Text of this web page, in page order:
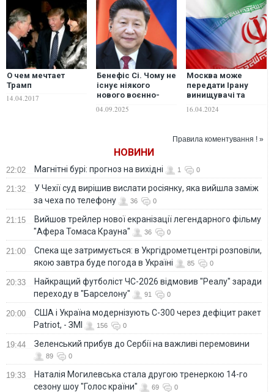
О чем мечтает
Трамп
14.04.2017
Бенефіс Сі. Чому не
існує ніякого
нового воєнно-
Китай-Росія, –
04.09.2025
Москва може
передати Ірану
винищувачі та
Washington Post
16.04.2024
Правила коментування ! »
НОВИНИ
22:02 Магнітні бурі: прогноз на вихідні 1 0
21:32
У Чехії суд вирішив вислати росіянку, яка вийшла заміж
за чеха по телефону
36 0
21:15
Вийшов трейлер нової екранізації легендарного фільму
"Афера Томаса Крауна"
36 0
21:00
Спека ще затримується: в Укргідрометцентрі розповіли,
якою завтра буде погода в Україні
85 0
20:33
Найкращий футболіст ЧС-2026 відмовив "Реалу" заради
переходу в "Барселону"
91 0
20:00
США і Україна модернізують С-300 через дефіцит ракет
Patriot, - ЗМІ
156 0
19:44 Зеленський прибув до Сербії на важливі перемовини
89 0
19:33
Наталія Могилевська стала другою тренеркою 14-го
сезону шоу "Голос країни"
69 0